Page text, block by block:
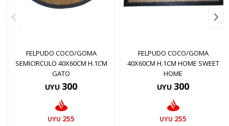
FELPUDO COCO/GOMA
SEMICIRCULO 40X60CM H.1CM
GATO
UYU 300
UYU 255
FELPUDO COCO/GOMA
40X60CM H.1CM HOME SWEET
HOME
UYU 300
UYU 255